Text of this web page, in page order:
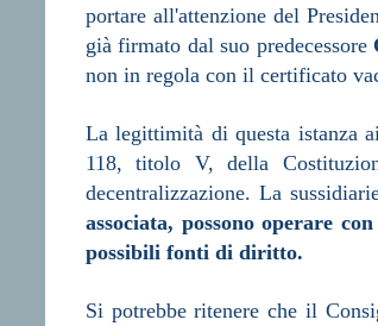
portare all'attenzione del
già firmato dal suo predecessore
non in regola con il certificato
La legittimità di questa istanza
118, titolo V, della
decentralizzazione. La
associata, possono operare
possibili fonti di diritto.
Si potrebbe ritenere che il